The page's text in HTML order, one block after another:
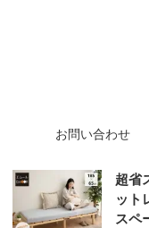
お問い合わせ
超省
ット
スペ